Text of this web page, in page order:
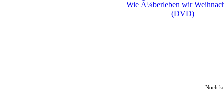
Wie Ã¼berleben wir
(DVD)
Noch